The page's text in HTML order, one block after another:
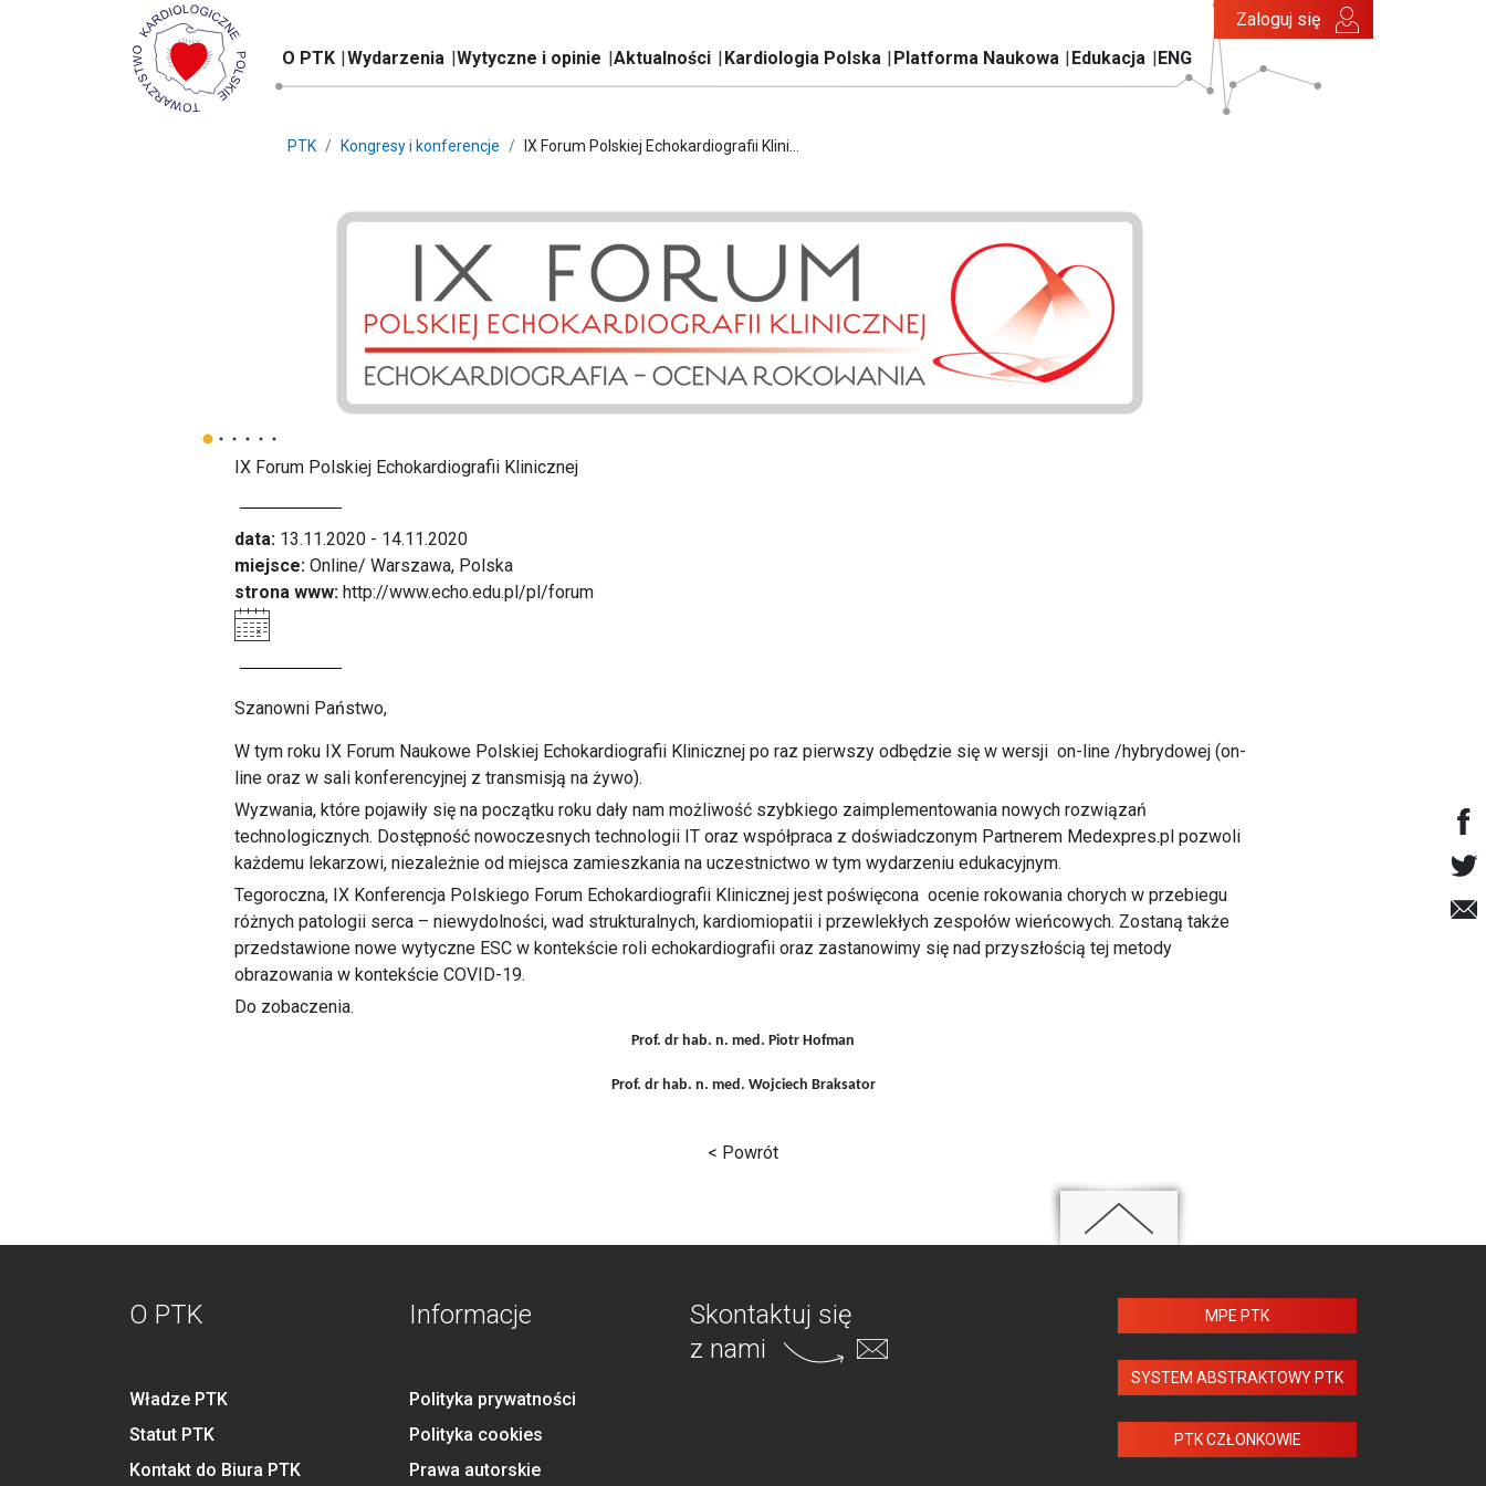
O PTK Wydarzenia Wytyczne i opinie Aktualności Kardiologia Polska Platforma Naukowa Edukacja ENG
Zaloguj się
PTK Kongresy i konferencje IX Forum Polskiej Echokardiografii Klini...
IX Forum Polskiej Echokardiografii Klinicznej
data: 13.11.2020 - 14.11.2020
miejsce: Online/ Warszawa, Polska
strona www: http://www.echo.edu.pl/pl/forum
Szanowni Państwo,
W tym roku IX Forum Naukowe Polskiej Echokardiografii Klinicznej po raz pierwszy odbędzie się w wersji on-line /hybrydowej (on-
line oraz w sali konferencyjnej z transmisją na żywo).
Wyzwania, które pojawiły się na początku roku dały nam możliwość szybkiego zaimplementowania nowych rozwiązań
technologicznych. Dostępność nowoczesnych technologii IT oraz współpraca z doświadczonym Partnerem Medexpres.pl pozwoli
każdemu lekarzowi, niezależnie od miejsca zamieszkania na uczestnictwo w tym wydarzeniu edukacyjnym.
Tegoroczna, IX Konferencja Polskiego Forum Echokardiografii Klinicznej jest poświęcona ocenie rokowania chorych w przebiegu
różnych patologii serca – niewydolności, wad strukturalnych, kardiomiopatii i przewlekłych zespołów wieńcowych. Zostaną także
przedstawione nowe wytyczne ESC w kontekście roli echokardiografii oraz zastanowimy się nad przyszłością tej metody
obrazowania w kontekście COVID-19.
Do zobaczenia.
Prof. dr hab. n. med. Piotr Hofman
Prof. dr hab. n. med. Wojciech Braksator
< Powrót
O PTK
Władze PTK
Statut PTK
Kontakt do Biura PTK
Informacje
Polityka prywatności
Polityka cookies
Prawa autorskie
Skontaktuj się
z nami
MPE PTK
SYSTEM ABSTRAKTOWY PTK
PTK CZŁONKOWIE